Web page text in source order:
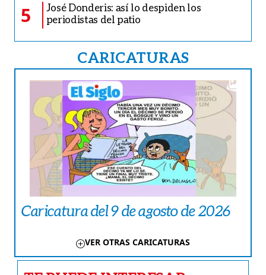
5
José Donderis: así lo despiden los
periodistas del patio
CARICATURAS
Caricatura del 9 de agosto de 2026
VER OTRAS CARICATURAS